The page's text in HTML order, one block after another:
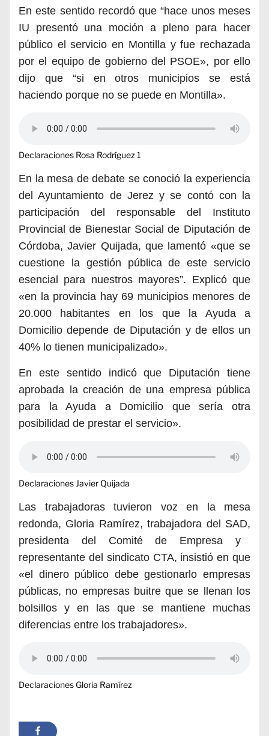
En este sentido recordó que“hace unos meses
IU presentó una moción a plenopara hacer
público el servicio en Montilla y fue rechazada
por el equipo de gobierno del PSOE», por ello
dijo que “si en otros municipios se está
haciendo porque no se puede en Montilla».
Declaraciones Rosa Rodríguez 1
En la mesa de debate se conoció la experiencia
del Ayuntamiento de Jerez y se contó con la
participación del responsable del Instituto
Provincial de Bienestar Social de Diputación de
Córdoba, Javier Quijada, que lamentó «que se
cuestione la gestión pública de este servicio
esencial para nuestros mayores”. Explicó que
«en la provincia hay 69 municipios menores de
20.000 habitantes en los que la Ayuda a
Domiciliodepende de Diputación y de ellos un
40% lo tienen municipalizado».
En este sentido indicó que Diputación tiene
aprobada la creación de una empresa pública
para la Ayuda a Domicilio que sería otra
posibilidad de prestar el servicio».
Declaraciones Javier Quijada
Las trabajadoras tuvieron voz en la mesa
redonda, Gloria Ramírez, trabajadora del SAD,
presidenta del Comité de Empresa y
representante del sindicato CTA, insistióen que
«el dinero público debe gestionarlo empresas
públicas, no empresas buitre que se llenan los
bolsillos y en las que se mantiene muchas
diferencias entre los trabajadores».
Declaraciones Gloria Ramírez